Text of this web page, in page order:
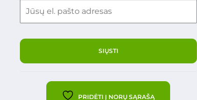
PRIDĖTI Į NORŲ SĄRAŠĄ